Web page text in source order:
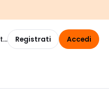
Registrati Accedi